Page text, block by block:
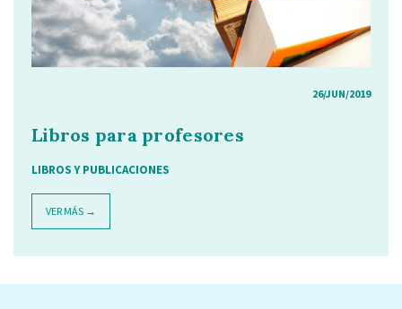
26/JUN/2019
Libros para profesores
LIBROS Y PUBLICACIONES
VER MÁS →